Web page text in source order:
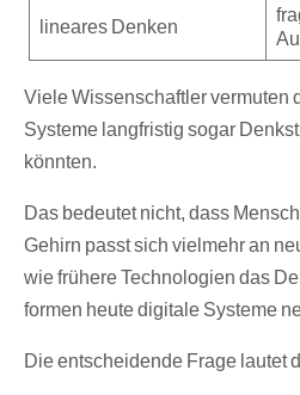
lineares Denken
Viele Wissenschaftler vermuten
Systeme langfristig sogar
könnten.
Das bedeutet nicht, dass
Gehirn passt sich vielmehr an
wie frühere Technologien das
formen heute digitale Systeme
Die entscheidende Frage lautet